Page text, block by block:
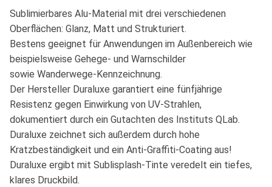
Sublimierbares Alu-Material mit drei verschiedenen
Oberflächen: Glanz, Matt und Strukturiert.
Bestens geeignet für Anwendungen im Außenbereich wie
beispielsweise Gehege- und Warnschilder
sowie Wanderwege-Kennzeichnung.
Der Hersteller Duraluxe garantiert eine fünfjährige
Resistenz gegen Einwirkung von UV-Strahlen,
dokumentiert durch ein Gutachten des Instituts QLab.
Duraluxe zeichnet sich außerdem durch hohe
Kratzbeständigkeit und ein Anti-Graffiti-Coating aus!
Duraluxe ergibt mit Sublisplash-Tinte veredelt ein tiefes,
klares Druckbild.